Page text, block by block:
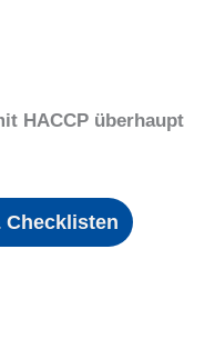
HACCP überhaupt
Checklisten